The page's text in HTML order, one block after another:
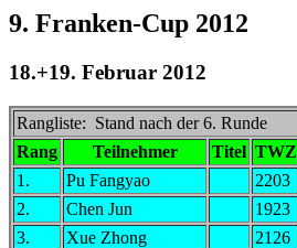
9. Franken-Cup 2012
18.+19. Februar 2012
Rangliste: Stand nach der 6. Runde
Rang
Teilnehmer Titel TWZ
1.
Pu Fangyao 2203
2.
Chen Jun 1923
3.
Xue Zhong 2126